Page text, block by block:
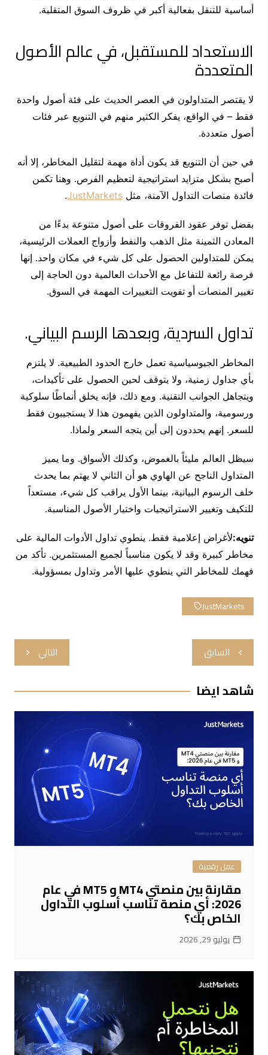
أساسية للتنقل بفعالية أكبر في ظروف السوق المتقلبة.
الاستعداد للمستقبل، في عالم الأصول
المتعددة
لا يقتصر المتداولون في العصر الحديث على فئة أصول واحدة
فقط – في الواقع، يفكر الكثير منهم في التنويع عبر فئات
أصول متعددة.
في حين أن التنويع قد يكون أداة مهمة لتقليل المخاطر، إلا أنه
أصبح بشكل متزايد استراتيجية لتعظيم الفرص. وهنا تكمن
فائدة منصات التداول الآمنة، مثل JustMarkets
.
بفضل توفر عقود الفروقات على أصول متنوعة بدءًا من
المعادن الثمينة مثل الذهب والنفط وأزواج العملات الرئيسية،
يمكن للمتداولين الحصول على كل شيء في مكان واحد. إنها
فرصة رائعة للتفاعل مع الأحداث العالمية دون الحاجة إلى
تغيير المنصات أو تفويت التغييرات المهمة في السوق.
تداول السردية، وبعدها الرسم البياني.
المخاطر الجيوسياسية تعمل خارج الحدود الطبيعية. لا يلتزم
بأي جداول زمنية، ولا يتوقف لحين الحصول على تأكيدات،
ويتجاهل الجوانب التقنية. ومع ذلك، فإنه يخلق أنماطًا سلوكية
ورسومية، والمتداولون الذين يفهمون هذا لا يستجيبون فقط
للسعر. إنهم يحددون إلى أين يتجه السعر ولماذا.
سيظل العالم مليئاً بالغموض، وكذلك الأسواق. وما يميز
المتداول الناجح عن الهاوي هو أن الثاني لا يهتم بما يحدث
خلف الرسوم البيانية، بينما الأول يراقب كل شيء، مستعداً
للتكيف وتغيير الاستراتيجيات واختيار الأصول المناسبة.
تنويه:لأغراض إعلامية فقط. ينطوي تداول الأدوات المالية على
مخاطر كبيرة وقد لا يكون مناسباً لجميع المستثمرين. تأكد من
فهمك للمخاطر التي ينطوي عليها الأمر وتداول بمسؤولية.
JustMarkets
تصفّح
المقالات
السابق التالي
شاهد ايضا
عمل رقمية
مقارنة بين منصتي MT4 و MT5 في عام
2026: أي منصة تناسب أسلوب التداول
الخاص بك؟
يوليو 29, 2026